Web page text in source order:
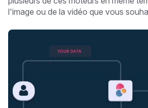
l'image ou de la vidéo que vous